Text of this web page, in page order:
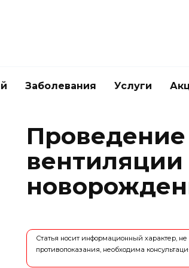
Заболевания Услуги
Проведение
вентиляции
Статья носит информационный характер,
противопоказания, необходима